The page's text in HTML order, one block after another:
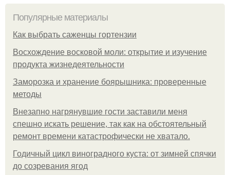
Популярные материалы
Как выбрать саженцы гортензии
Восхождение восковой моли: открытие и изучение
продукта жизнедеятельности
Заморозка и хранение боярышника: проверенные
методы
Внезапно нагрянувшие гости заставили меня
спешно искать решение, так как на обстоятельный
ремонт времени катастрофически не хватало.
Годичный цикл виноградного куста: от зимней спячки
до созревания ягод